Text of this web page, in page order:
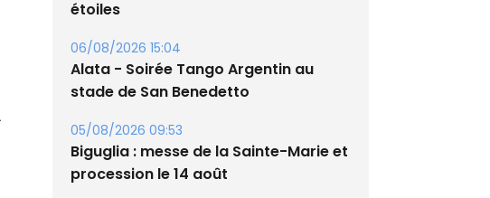
Corte – L’association A Nuciola
étoiles
06/08/2026 15:04
stade de San Benedetto
05/08/2026 09:53